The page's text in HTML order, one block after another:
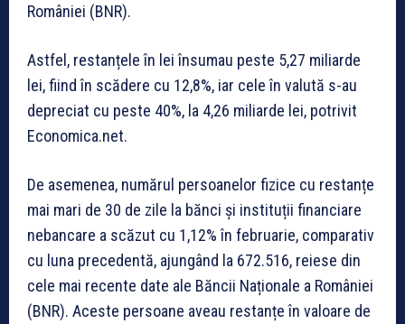
României (BNR).
Astfel, restanțele în lei însumau peste 5,27 miliarde
lei, fiind în scădere cu 12,8%, iar cele în valută s-au
depreciat cu peste 40%, la 4,26 miliarde lei, potrivit
Economica.net.
De asemenea, numărul persoanelor fizice cu restanțe
mai mari de 30 de zile la bănci și instituții financiare
nebancare a scăzut cu 1,12% în februarie, comparativ
cu luna precedentă, ajungând la 672.516, reiese din
cele mai recente date ale Băncii Naționale a României
(BNR). Aceste persoane aveau restanțe în valoare de